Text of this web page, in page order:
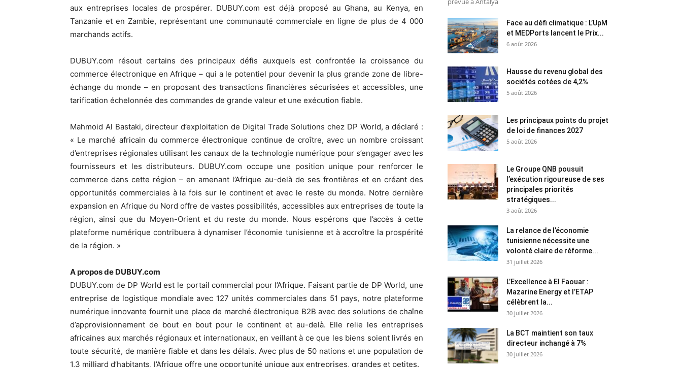
aux entreprises locales de prospérer. DUBUY.com est déjà proposé au Ghana, au Kenya, en
Tanzanie et en Zambie, représentant une communauté commerciale en ligne de plus de 4 000
marchands actifs.
DUBUY.com résout certains des principaux défis auxquels est confrontée la croissance du
commerce électronique en Afrique – qui a le potentiel pour devenir la plus grande zone de libre-
échange du monde – en proposant des transactions financières sécurisées et accessibles, une
tarification échelonnée des commandes de grande valeur et une exécution fiable.
Mahmoid Al Bastaki, directeur d’exploitation de Digital Trade Solutions chez DP World, a déclaré :
« Le marché africain du commerce électronique continue de croître, avec un nombre croissant
d’entreprises régionales utilisant les canaux de la technologie numérique pour s’engager avec les
fournisseurs et les distributeurs. DUBUY.com occupe une position unique pour renforcer le
commerce dans cette région – en amenant l’Afrique au-delà de ses frontières et en créant des
opportunités commerciales à la fois sur le continent et avec le reste du monde. Notre dernière
expansion en Afrique du Nord offre de vastes possibilités, accessibles aux entreprises de toute la
région, ainsi que du Moyen-Orient et du reste du monde. Nous espérons que l’accès à cette
plateforme numérique contribuera à dynamiser l’économie tunisienne et à accroître la prospérité
de la région. »
A propos de DUBUY.com
DUBUY.com de DP World est le portail commercial pour l’Afrique. Faisant partie de DP World, une
entreprise de logistique mondiale avec 127 unités commerciales dans 51 pays, notre plateforme
numérique innovante fournit une place de marché électronique B2B avec des solutions de chaîne
d’approvisionnement de bout en bout pour le continent et au-delà. Elle relie les entreprises
africaines aux marchés régionaux et internationaux, en veillant à ce que les biens soient livrés en
toute sécurité, de manière fiable et dans les délais. Avec plus de 50 nations et une population de
1,3 milliard d’habitants, l’Afrique offre une opportunité unique aux entreprises, grandes et petites.
Face au défi climatique : L’UpM
et MEDPorts lancent le Prix...
6 août 2026
Hausse du revenu global des
sociétés cotées de 4,2%
5 août 2026
Les principaux points du projet
de loi de finances 2027
5 août 2026
Le Groupe QNB pousuit
l’exécution rigoureuse de ses
principales priorités
stratégiques...
3 août 2026
La relance de l’économie
tunisienne nécessite une
volonté claire de réforme...
31 juillet 2026
L’Excellence à El Faouar :
Mazarine Energy et l’ETAP
célèbrent la...
30 juillet 2026
La BCT maintient son taux
directeur inchangé à 7%
30 juillet 2026